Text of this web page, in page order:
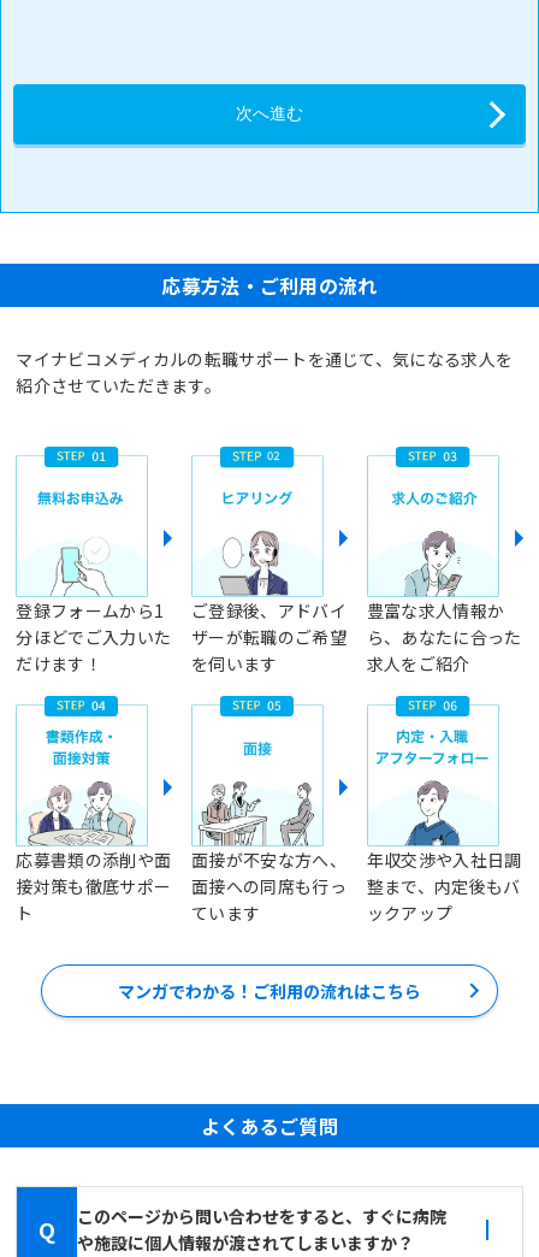
応募方法・ご利用の流れ
マイナビコメディカルの転職サポートを通じて、気になる求人を
紹介させていただきます。
登録フォームから1
分ほどでご入力いた
だけます！
ご登録後、アドバイ
ザーが転職のご希望
を伺います
豊富な求人情報か
ら、あなたに合った
求人をご紹介
応募書類の添削や面
接対策も徹底サポー
ト
面接が不安な方へ、
面接への同席も行っ
ています
年収交渉や入社日調
整まで、内定後もバ
ックアップ
マンガでわかる！ご利用の流れはこちら
よくあるご質問
Q
このページから問い合わせをすると、すぐに病院
や施設に個人情報が渡されてしまいますか？